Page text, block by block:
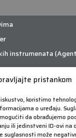
pristankom
koristimo
o uređaju.
da obrađujemo
ili jedinstveni ID-ovi na
suglasnosti može
instrumenata